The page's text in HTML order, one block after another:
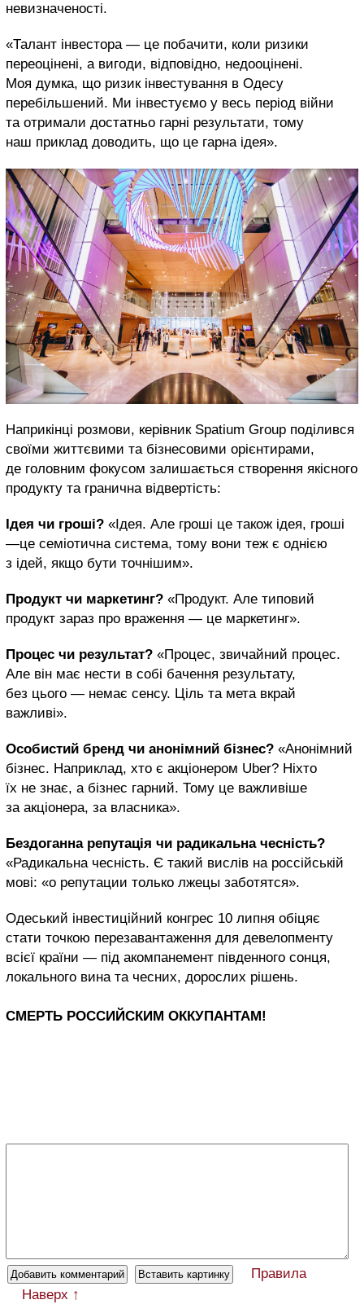
невизначеності.
«Талант інвестора — це побачити, коли ризики
переоцінені, а вигоди, відповідно, недооцінені.
Моя думка, що ризик інвестування в Одесу
перебільшений. Ми інвестуємо у весь період війни
та отримали достатньо гарні результати, тому
наш приклад доводить, що це гарна ідея».
Наприкінці розмови, керівник Spatium Group поділився
своїми життєвими та бізнесовими орієнтирами,
де головним фокусом залишається створення якісного
продукту та гранична відвертість:
Ідея чи гроші? «Ідея. Але гроші це також ідея, гроші
—це семіотична система, тому вони теж є однією
з ідей, якщо бути точнішим».
Продукт чи маркетинг? «Продукт. Але типовий
продукт зараз про враження — це маркетинг».
Процес чи результат? «Процес, звичайний процес.
Але він має нести в собі бачення результату,
без цього — немає сенсу. Ціль та мета вкрай
важливі».
Особистий бренд чи анонімний бізнес? «Анонімний
бізнес. Наприклад, хто є акціонером Uber? Ніхто
їх не знає, а бізнес гарний. Тому це важливіше
за акціонера, за власника».
Бездоганна репутація чи радикальна чесність?
«Радикальна чесність. Є такий вислів на россійській
мові: «о репутации только лжецы заботятся».
Одеський інвестиційний конгрес 10 липня обіцяє
стати точкою перезавантаження для девелопменту
всієї країни — під акомпанемент південного сонця,
локального вина та чесних, дорослих рішень.
СМЕРТЬ РОССИЙСКИМ ОККУПАНТАМ!
Правила
Наверх ↑